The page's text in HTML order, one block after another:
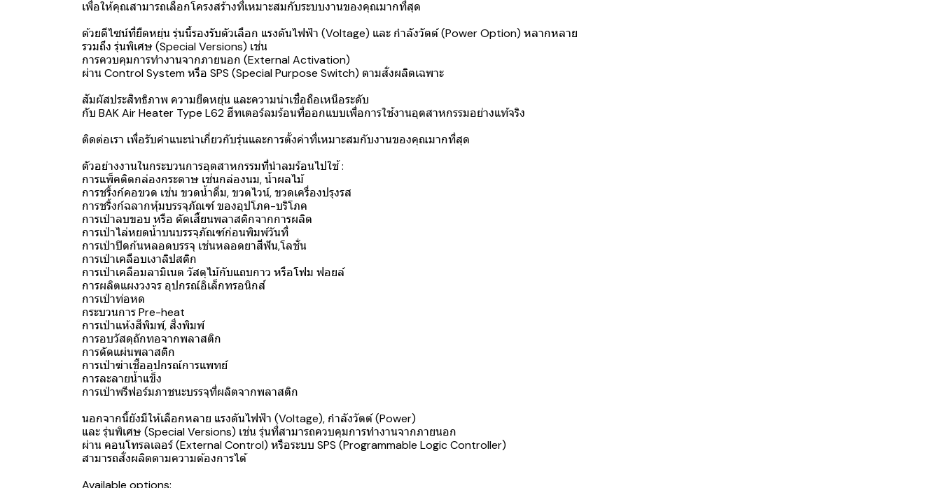
เพื่อให้คุณสามารถเลือกโครงสร้างที่เหมาะสมกับระบบงานของคุณมากที่สุด
ด้วยดีไซน์ที่ยืดหยุ่น รุ่นนี้รองรับตัวเลือก แรงดันไฟฟ้า (Voltage) และ กำลังวัตต์ (Power Option) หลากหลาย
รวมถึง รุ่นพิเศษ (Special Versions) เช่น
การควบคุมการทำงานจากภายนอก (External Activation)
ผ่าน Control System หรือ SPS (Special Purpose Switch) ตามสั่งผลิตเฉพาะ
สัมผัสประสิทธิภาพ ความยืดหยุ่น และความน่าเชื่อถือเหนือระดับ
กับ BAK Air Heater Type L62 ฮีทเตอร์ลมร้อนที่ออกแบบเพื่อการใช้งานอุตสาหกรรมอย่างแท้จริง
ติดต่อเรา เพื่อรับคำแนะนำเกี่ยวกับรุ่นและการตั้งค่าที่เหมาะสมกับงานของคุณมากที่สุด
ตัวอย่างงานในกระบวนการอุตสาหกรรมที่นำลมร้อนไปใช้ :
การแพ็คติดกล่องกระดาษ เช่นกล่องนม, น้ำผลไม้
การชริ้งก์คอขวด เช่น ขวดน้ำดื่ม, ขวดไวน์, ขวดเครื่องปรุงรส
การชริ้งก์ฉลากหุ้มบรรจุภัณฑ์ ของอุปโภค-บริโภค
การเป่าลบขอบ หรือ ตัดเสี้ยนพลาสติกจากการผลิต
การเป่าไล่หยดน้ำบนบรรจุภัณฑ์ก่อนพิมพ์วันที่
การเป่าปิดก้นหลอดบรรจุ เช่นหลอดยาสีฟัน,โลชั่น
การเป่าเคลือบเงาลิปสติก
การเป่าเคลือมลามิเนต วัสดุไม้กับแถบกาว หรือโฟม ฟอยล์
การผลิตแผงวงจร อุปกรณ์อิเล็กทรอนิกส์
การเป่าท่อหด
กระบวนการ Pre-heat
การเป่าแห้งสีพิมพ์, สิ่งพิมพ์
การอบวัสดุถักทอจากพลาสติก
การดัดแผ่นพลาสติก
การเป่าฆ่าเชื้ออุปกรณ์การแพทย์
การละลายน้ำแข็ง
การเป่าพรีฟอร์มภาชนะบรรจุที่ผลิตจากพลาสติก
นอกจากนี้ยังมีให้เลือกหลาย แรงดันไฟฟ้า (Voltage), กำลังวัตต์ (Power)
และ รุ่นพิเศษ (Special Versions) เช่น รุ่นที่สามารถควบคุมการทำงานจากภายนอก
ผ่าน คอนโทรลเลอร์ (External Control) หรือระบบ SPS (Programmable Logic Controller)
สามารถสั่งผลิตตามความต้องการได้
Available options: